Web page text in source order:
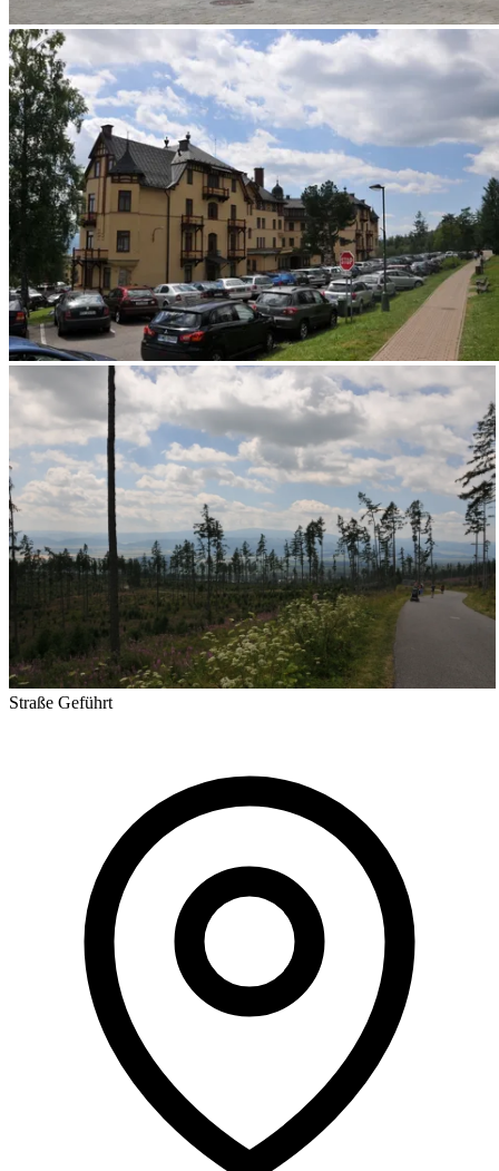
Straße Geführt